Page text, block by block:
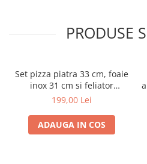
PRODUSE
Set pizza piatra 33 cm, foaie
inox 31 cm si feliator
Grandhall A06619033M
199,00 Lei
ADAUGA IN COS